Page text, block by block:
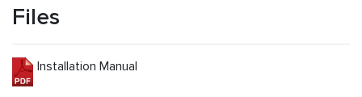
Files
Installation Manual